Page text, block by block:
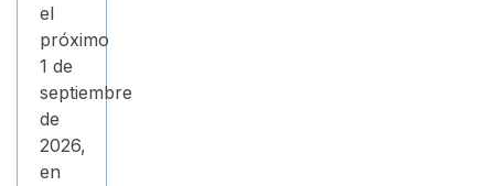
el
próximo
1 de
septiembre
de
2026,
en